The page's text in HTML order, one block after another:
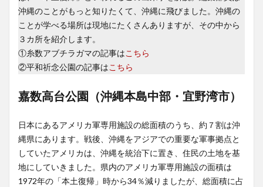
沖縄のことがもっと知りたくて、沖縄に飛びました。沖縄の
ことが学べる場所は現地にたくさんありますが、その中から
３カ所を紹介します。
①糸数アブチラガマの記事はこちら
②平和祈念公園の記事はこちら
嘉数高台公園（沖縄本島中部・宜野湾市）
日本にあるアメリカ軍専用施設の総面積のうち、約７割は沖
縄県にあります。戦後、沖縄をアジアでの重要な軍事拠点と
していたアメリカは、沖縄を統治下に置き、住民の土地を基
地にしていきました。県内のアメリカ軍専用施設の面積は
1972年の「本土復帰」時から34％減りましたが、総面積に占